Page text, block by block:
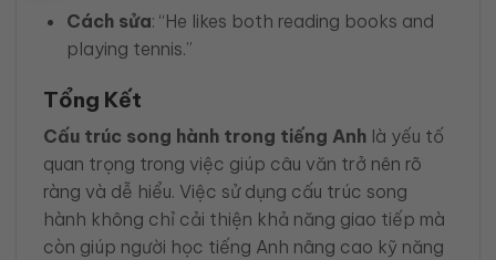
Cách sửa: “He likes both reading books and
playing tennis.”
Tổng Kết
Cấu trúc song hành trong tiếng Anh là yếu tố
quan trọng trong việc giúp câu văn trở nên rõ
ràng và dễ hiểu. Việc sử dụng cấu trúc song
hành không chỉ cải thiện khả năng giao tiếp mà
còn giúp người học tiếng Anh nâng cao kỹ năng